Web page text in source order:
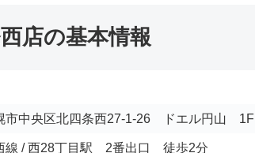
店の基本情報
市中央区北四条西27-1-26 ドエル円山 1F
線 / 西28丁目駅 2番出口 徒歩2分